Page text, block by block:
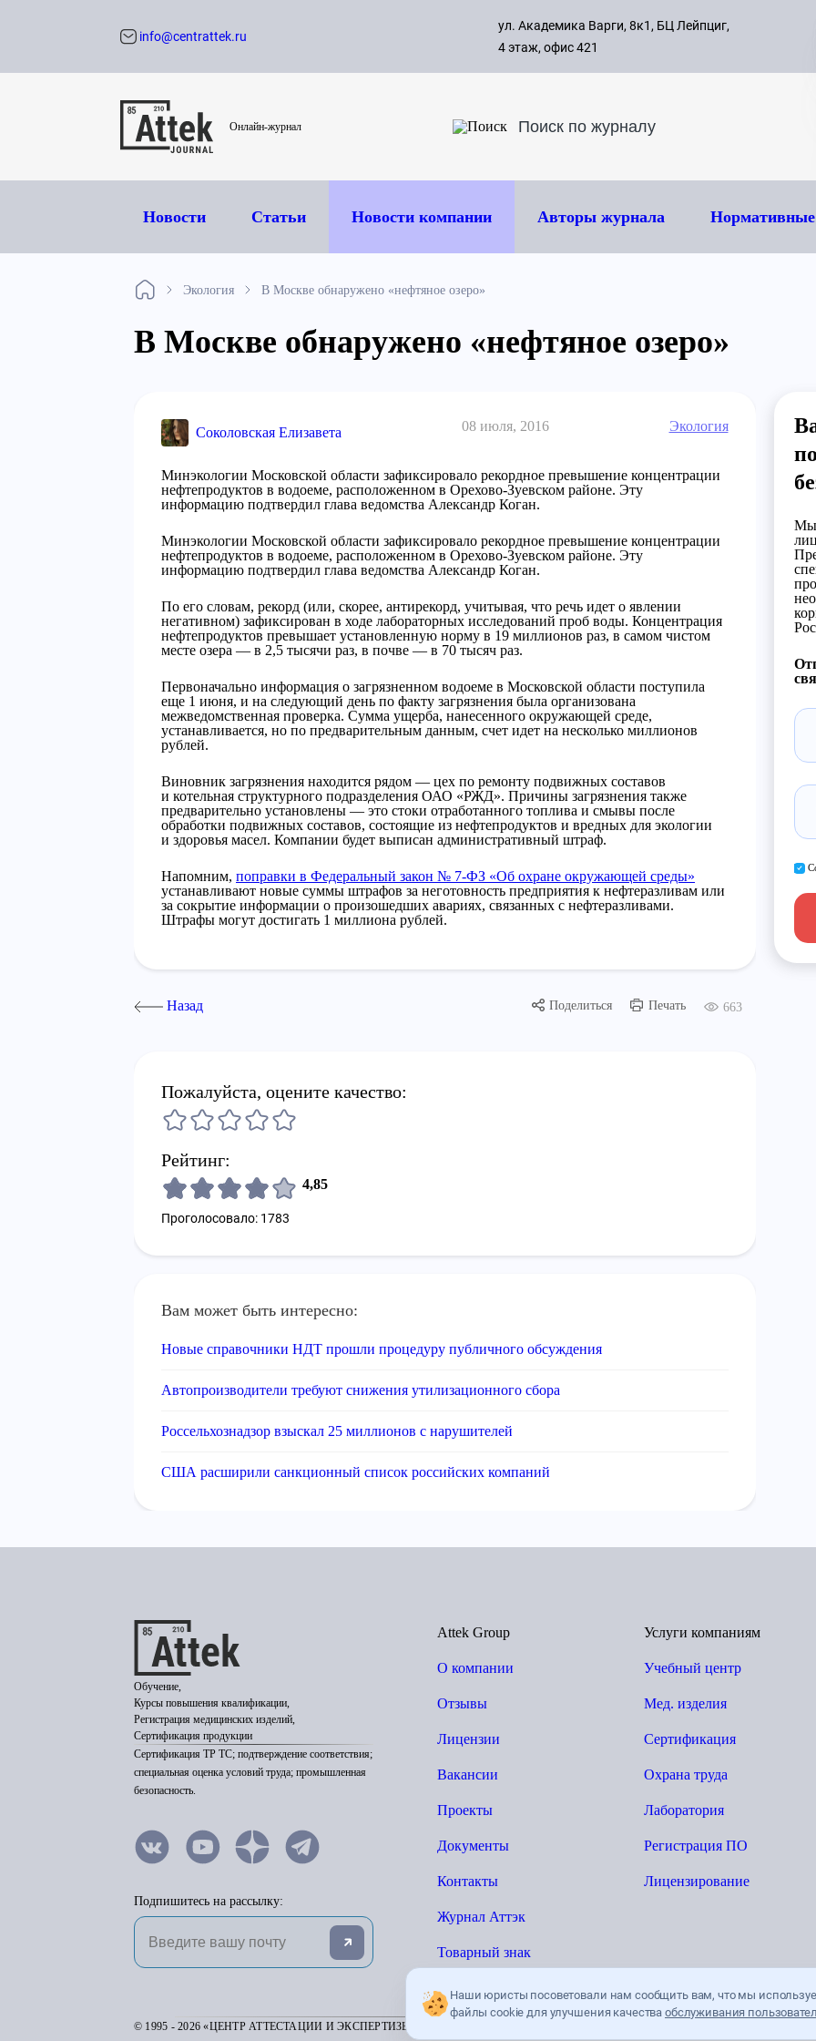
Наши юристы посоветовали нам сообщить вам, что мы
файлы cookie для улучшения качества обслуживания
с 09:00
8 495
info@centrattek.ru
ул. Академика Варги, 8к1, БЦ Лейпциг,
4 этаж, офис 421
Онлайн-журнал
Новости Статьи Новости компании Авторы журнала
Экология В Москве обнаружено «нефтяное озеро»
В Москве обнаружено «нефтяное озеро»
Соколовская Елизавета 08 июля, 2016 Экология
Минэкологии Московской области зафиксировало рекордное превышение концентрации
нефтепродуктов в водоеме, расположенном в Орехово-Зуевском районе. Эту
информацию подтвердил глава ведомства Александр Коган.
Минэкологии Московской области зафиксировало рекордное превышение концентрации
нефтепродуктов в водоеме, расположенном в Орехово-Зуевском районе. Эту
информацию подтвердил глава ведомства Александр Коган.
По его словам, рекорд (или, скорее, антирекорд, учитывая, что речь идет о явлении
негативном) зафиксирован в ходе лабораторных исследований проб воды. Концентрация
нефтепродуктов превышает установленную норму в 19 миллионов раз, в самом чистом
месте озера — в 2,5 тысячи раз, в почве — в 70 тысяч раз.
Первоначально информация о загрязненном водоеме в Московской области поступила
еще 1 июня, и на следующий день по факту загрязнения была организована
межведомственная проверка. Сумма ущерба, нанесенного окружающей среде,
устанавливается, но по предварительным данным, счет идет на несколько миллионов
рублей.
Виновник загрязнения находится рядом — цех по ремонту подвижных составов
и котельная структурного подразделения ОАО «РЖД». Причины загрязнения также
предварительно установлены — это стоки отработанного топлива и смывы после
обработки подвижных составов, состоящие из нефтепродуктов и вредных для экологии
и здоровья масел. Компании будет выписан административный штраф.
Напомним, поправки в Федеральный закон № 7-ФЗ «Об охране окружающей среды»
устанавливают новые суммы штрафов за неготовность предприятия к нефтеразливам или
за сокрытие информации о произошедших авариях, связанных с нефтеразливами.
Штрафы могут достигать 1 миллиона рублей.
Назад Поделиться Печать 663
Пожалуйста, оцените качество:
Рейтинг:
4,85
Проголосовало: 1783
Вам может быть интересно:
Новые справочники НДТ прошли процедуру публичного обсуждения
Автопроизводители требуют снижения утилизационного сбора
Россельхознадзор взыскал 25 миллионов с нарушителей
США расширили санкционный список российских компаний
Мы
Обучение,
Курсы повышения квалификации,
Регистрация медицинских изделий,
Сертификация продукции
Сертификация ТР ТС; подтверждение соответствия;
специальная оценка условий труда; промышленная
безопасность.
Подпишитесь на рассылку:
Attek Group
О компании
Отзывы
Лицензии
Вакансии
Проекты
Документы
Контакты
Журнал Аттэк
Товарный знак
Услуги компаниям
Учебный центр
Мед. изделия
Сертификация
Охрана труда
Лаборатория
Регистрация ПО
Лицензирование
© 1995 - 2026 «ЦЕНТР АТТЕСТАЦИИ И ЭКСПЕРТИЗЫ»